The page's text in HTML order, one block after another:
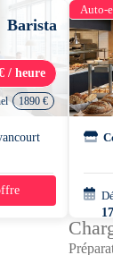
Barista
/ heure
1890 €
Auto-